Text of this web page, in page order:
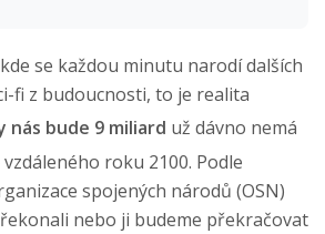
se každou minutu narodí dalších
fi z budoucnosti, to je realita
nás bude 9 miliard už dávno nemá
roku 2100. Podle
spojených národů (OSN)
nebo ji budeme překračovat